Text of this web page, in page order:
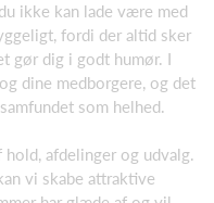
ikke kan lade være med
fordi der altid sker
gør dig i godt humør. I
dine medborgere, og det
som helhed.
afdelinger og udvalg.
vi skabe attraktive